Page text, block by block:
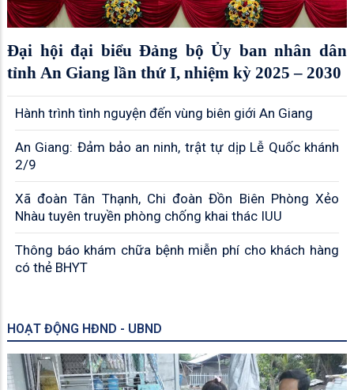
Đại hội đại biểu Đảng bộ Ủy ban nhân dân
tỉnh An Giang lần thứ I, nhiệm kỳ 2025 – 2030
Hành trình tình nguyện đến vùng biên giới An Giang
An Giang: Đảm bảo an ninh, trật tự dịp Lễ Quốc khánh
2/9
Xã đoàn Tân Thạnh, Chi đoàn Đồn Biên Phòng Xẻo
Nhàu tuyên truyền phòng chống khai thác IUU
Thông báo khám chữa bệnh miễn phí cho khách hàng
có thẻ BHYT
HOẠT ĐỘNG HĐND - UBND